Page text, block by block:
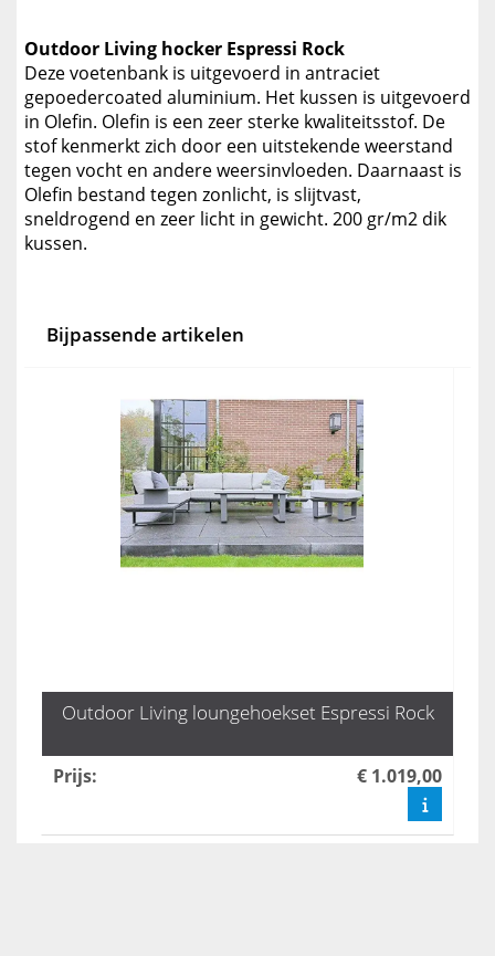
Outdoor Living hocker Espressi Rock
Deze voetenbank is uitgevoerd in antraciet
gepoedercoated aluminium. Het kussen is uitgevoerd
in Olefin. Olefin is een zeer sterke kwaliteitsstof. De
stof kenmerkt zich door een uitstekende weerstand
tegen vocht en andere weersinvloeden. Daarnaast is
Olefin bestand tegen zonlicht, is slijtvast,
sneldrogend en zeer licht in gewicht. 200 gr/m2 dik
kussen.
Bijpassende artikelen
Outdoor Living loungehoekset Espressi Rock
Prijs: € 1.019,00